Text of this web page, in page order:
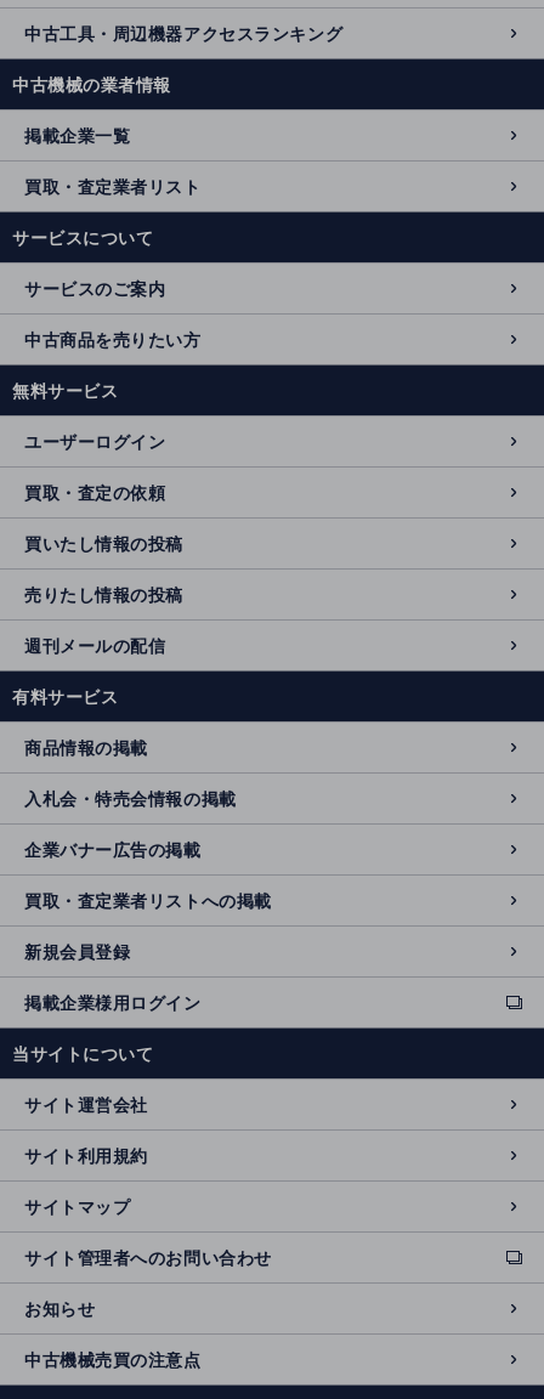
中古工具・周辺機器アクセスランキング
中古機械の業者情報
掲載企業一覧
買取・査定業者リスト
サービスについて
サービスのご案内
中古商品を売りたい方
無料サービス
ユーザーログイン
買取・査定の依頼
買いたし情報の投稿
売りたし情報の投稿
週刊メールの配信
有料サービス
商品情報の掲載
入札会・特売会情報の掲載
企業バナー広告の掲載
買取・査定業者リストへの掲載
新規会員登録
掲載企業様用ログイン
ext
e
n
al
si
t
e
当サイトについて
サイト運営会社
サイト利用規約
サイトマップ
サイト管理者へのお問い合わせ
ext
e
r
n
al
si
お知らせ
中古機械売買の注意点